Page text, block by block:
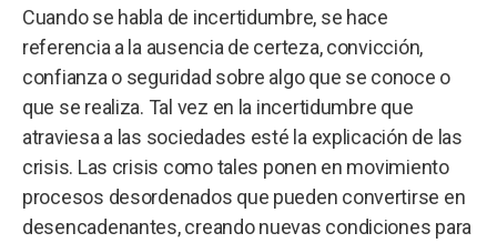
Cuando se habla de incertidumbre, se hace
referencia a la ausencia de certeza, convicción,
confianza o seguridad sobre algo que se conoce o
que se realiza. Tal vez en la incertidumbre que
atraviesa a las sociedades esté la explicación de las
crisis. Las crisis como tales ponen en movimiento
procesos desordenados que pueden convertirse en
desencadenantes, creando nuevas condiciones para